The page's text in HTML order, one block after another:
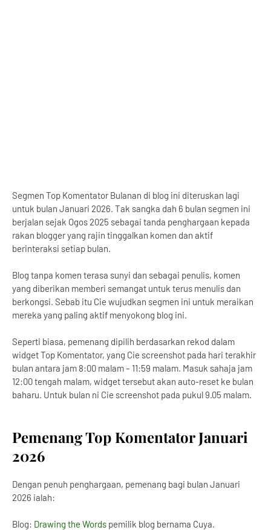
Segmen Top Komentator Bulanan di blog ini diteruskan lagi
untuk bulan Januari 2026. Tak sangka dah 6 bulan segmen ini
berjalan sejak Ogos 2025 sebagai tanda penghargaan kepada
rakan blogger yang rajin tinggalkan komen dan aktif
berinteraksi setiap bulan.
Blog tanpa komen terasa sunyi dan sebagai penulis, komen
yang diberikan memberi semangat untuk terus menulis dan
berkongsi. Sebab itu Cie wujudkan segmen ini untuk meraikan
mereka yang paling aktif menyokong blog ini.
Seperti biasa, pemenang dipilih berdasarkan rekod dalam
widget Top Komentator, yang Cie screenshot pada hari terakhir
bulan antara jam 8:00 malam – 11:59 malam. Masuk sahaja jam
12:00 tengah malam, widget tersebut akan auto-reset ke bulan
baharu. Untuk bulan ni Cie screenshot pada pukul 9.05 malam.
Pemenang Top Komentator Januari
2026
Dengan penuh penghargaan, pemenang bagi bulan Januari
2026 ialah:
Blog: Drawing the Words pemilik blog bernama Cuya.